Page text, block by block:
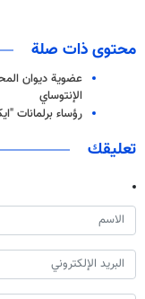
محتوى ذات صلة
عضوية ديوان
الإنتوساي
رؤساء برلمانات
تعليقك